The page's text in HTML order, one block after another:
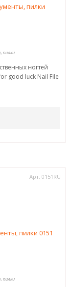
пилки
ногтей
good luck Nail File
Арт. 0151RU
пилки